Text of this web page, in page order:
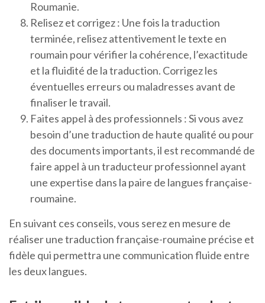
Roumanie.
Relisez et corrigez : Une fois la traduction
terminée, relisez attentivement le texte en
roumain pour vérifier la cohérence, l’exactitude
et la fluidité de la traduction. Corrigez les
éventuelles erreurs ou maladresses avant de
finaliser le travail.
Faites appel à des professionnels : Si vous avez
besoin d’une traduction de haute qualité ou pour
des documents importants, il est recommandé de
faire appel à un traducteur professionnel ayant
une expertise dans la paire de langues française-
roumaine.
En suivant ces conseils, vous serez en mesure de
réaliser une traduction française-roumaine précise et
fidèle qui permettra une communication fluide entre
les deux langues.